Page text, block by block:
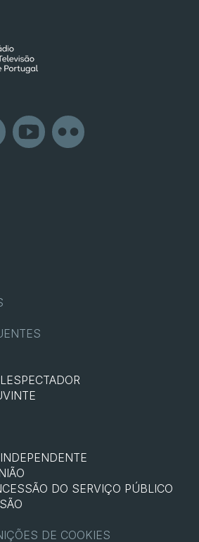
DO SERVIÇO PÚBLICO
DE COOKIES